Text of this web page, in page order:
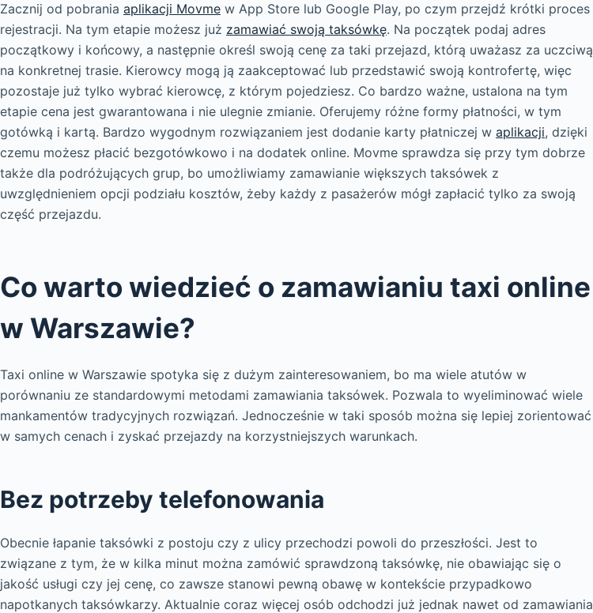
Zacznij od pobrania aplikacji Movme w App Store lub Google Play, po czym przejdź krótki proces
rejestracji. Na tym etapie możesz już zamawiać swoją taksówkę. Na początek podaj adres
początkowy i końcowy, a następnie określ swoją cenę za taki przejazd, którą uważasz za uczciwą
na konkretnej trasie. Kierowcy mogą ją zaakceptować lub przedstawić swoją kontrofertę, więc
pozostaje już tylko wybrać kierowcę, z którym pojedziesz. Co bardzo ważne, ustalona na tym
etapie cena jest gwarantowana i nie ulegnie zmianie. Oferujemy różne formy płatności, w tym
gotówką i kartą. Bardzo wygodnym rozwiązaniem jest dodanie karty płatniczej w aplikacji, dzięki
czemu możesz płacić bezgotówkowo i na dodatek online. Movme sprawdza się przy tym dobrze
także dla podróżujących grup, bo umożliwiamy zamawianie większych taksówek z
uwzględnieniem opcji podziału kosztów, żeby każdy z pasażerów mógł zapłacić tylko za swoją
część przejazdu.
Co warto wiedzieć o zamawianiu taxi online
w Warszawie?
Taxi online w Warszawie spotyka się z dużym zainteresowaniem, bo ma wiele atutów w
porównaniu ze standardowymi metodami zamawiania taksówek. Pozwala to wyeliminować wiele
mankamentów tradycyjnych rozwiązań. Jednocześnie w taki sposób można się lepiej zorientować
w samych cenach i zyskać przejazdy na korzystniejszych warunkach.
Bez potrzeby telefonowania
Obecnie łapanie taksówki z postoju czy z ulicy przechodzi powoli do przeszłości. Jest to
związane z tym, że w kilka minut można zamówić sprawdzoną taksówkę, nie obawiając się o
jakość usługi czy jej cenę, co zawsze stanowi pewną obawę w kontekście przypadkowo
napotkanych taksówkarzy. Aktualnie coraz więcej osób odchodzi już jednak nawet od zamawiania